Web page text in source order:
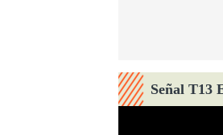
Señal T13